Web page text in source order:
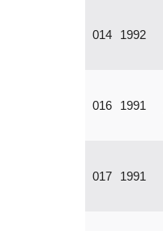
014 1992
016 1991
017 1991